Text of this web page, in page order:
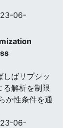
06-
しばリプシッ
る解析を制限
か性条件を通
06-